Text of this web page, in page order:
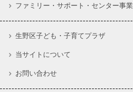
ファミリー・サポート・センター事業
生野区子ども・子育てプラザ
当サイトについて
お問い合わせ